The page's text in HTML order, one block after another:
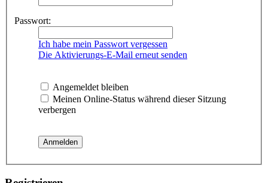
Passwort:
Ich habe mein Passwort vergessen
Die Aktivierungs-E-Mail erneut senden
Angemeldet bleiben
Meinen Online-Status während dieser Sitzung
verbergen